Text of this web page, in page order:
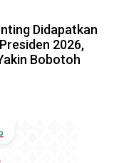
Didapatkan
2026,
Bobotoh